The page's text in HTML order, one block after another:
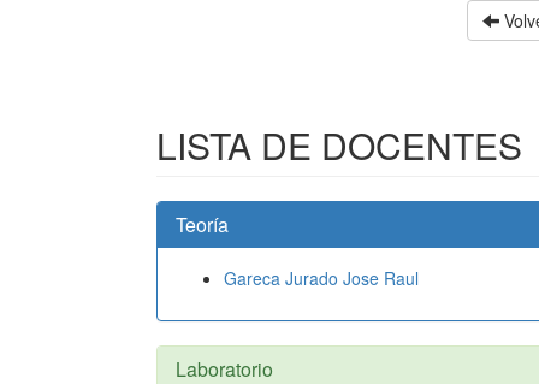
LISTA DE DOCENTES
Teoría
Gareca Jurado Jose Raul
Laboratorio